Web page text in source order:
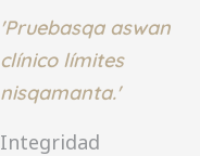
'Pruebasqa aswan
clínico límites
nisqamanta.'
Integridad